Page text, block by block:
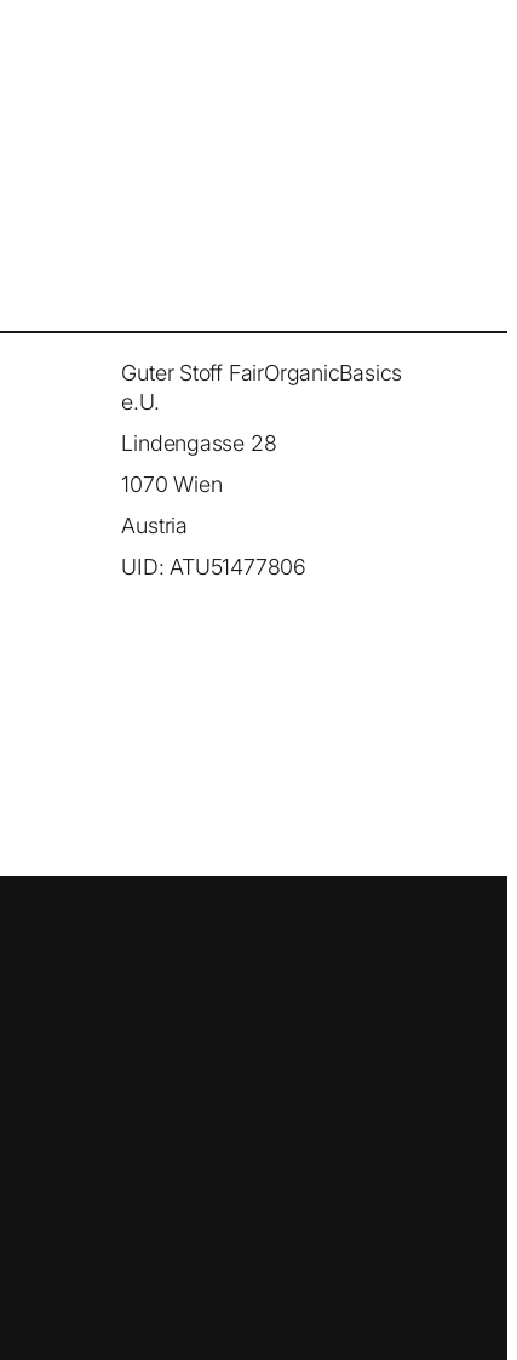
Guter Stoff FairOrganicBasics
e.U.
Lindengasse 28
1070 Wien
Austria
UID: ATU51477806